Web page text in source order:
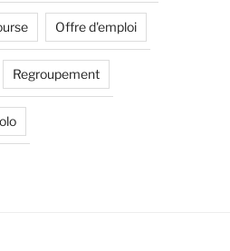
Offre d'emploi
Regroupement